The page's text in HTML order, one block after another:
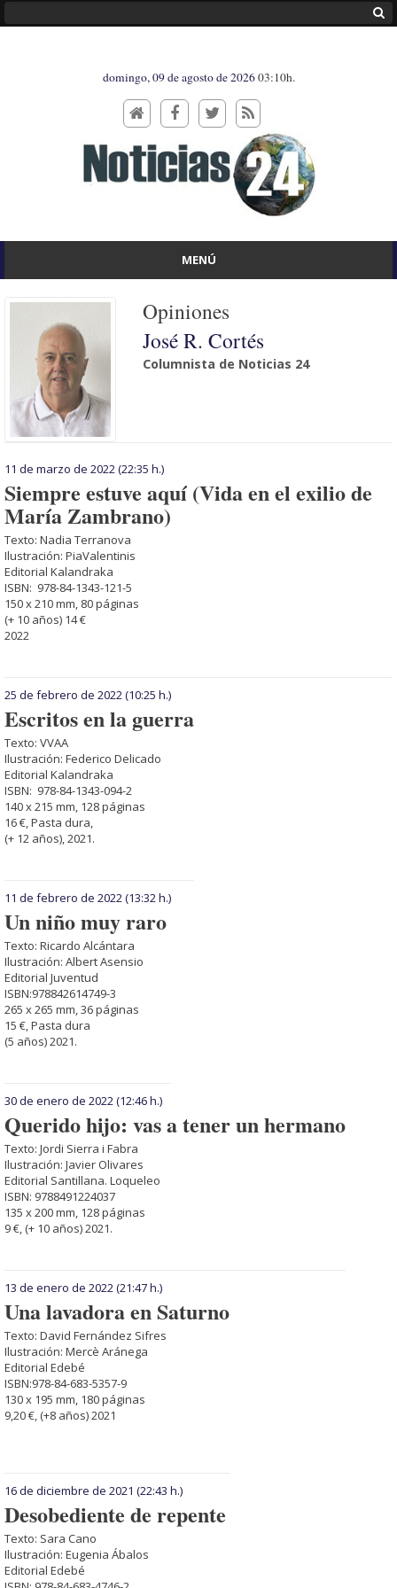
domingo, 09 de agosto de 202603:10h.
MENÚ
Opiniones
José R. Cortés
Columnista de Noticias 24
11 de marzo de 2022(22:35 h.)
Siempre estuve aquí (Vida en el exilio de
María Zambrano)
Texto: Nadia Terranova
Ilustración: PiaValentinis
Editorial Kalandraka
ISBN: 978-84-1343-121-5
150 x 210 mm, 80 páginas
(+ 10 años) 14 €
2022
25 de febrero de 2022(10:25 h.)
Escritos en la guerra
Texto: VVAA
Ilustración: Federico Delicado
Editorial Kalandraka
ISBN: 978-84-1343-094-2
140 x 215 mm, 128 páginas
16 €, Pasta dura,
(+ 12 años), 2021.
11 de febrero de 2022(13:32 h.)
Un niño muy raro
Texto: Ricardo Alcántara
Ilustración: Albert Asensio
Editorial Juventud
ISBN:978842614749-3
265 x 265 mm, 36 páginas
15 €, Pasta dura
(5 años) 2021.
30 de enero de 2022(12:46 h.)
Querido hijo: vas a tener un hermano
Texto: Jordi Sierra i Fabra
Ilustración: Javier Olivares
Editorial Santillana. Loqueleo
ISBN: 9788491224037
135 x 200 mm, 128 páginas
9 €, (+ 10 años) 2021.
13 de enero de 2022(21:47 h.)
Una lavadora en Saturno
Texto: David Fernández Sifres
Ilustración: Mercè Aránega
Editorial Edebé
ISBN:978-84-683-5357-9
130 x 195 mm, 180 páginas
9,20 €, (+8 años) 2021
16 de diciembre de 2021 (22:43 h.)
Desobediente de repente
Texto: Sara Cano
Ilustración: Eugenia Ábalos
Editorial Edebé